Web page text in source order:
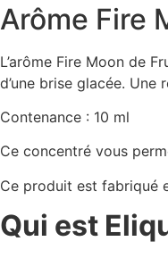
Arôme Fire
L’arôme Fire Moon de
d’une brise glacée.
Contenance : 10 ml
Ce concentré vous
Ce produit est fabriqué
Qui est